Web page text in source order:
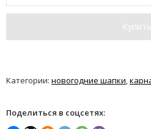
Купить
Категории: новогодние шапки
Поделиться в соцсетях: